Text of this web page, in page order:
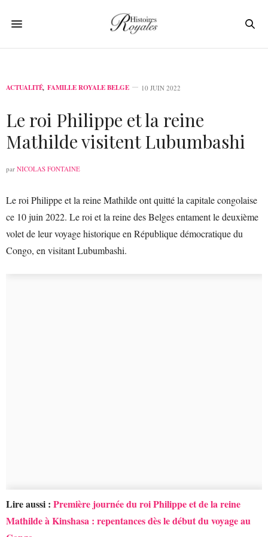
ACTUALITÉ, FAMILLE ROYALE BELGE 10 JUIN 2022
Le roi Philippe et la reine
Mathilde visitent Lubumbashi
par NICOLAS FONTAINE
Le roi Philippe et la reine Mathilde ont quitté la capitale congolaise
ce 10 juin 2022. Le roi et la reine des Belges entament le deuxième
volet de leur voyage historique en République démocratique du
Congo, en visitant Lubumbashi.
Lire aussi : Première journée du roi Philippe et de la reine
Mathilde à Kinshasa : repentances dès le début du voyage au